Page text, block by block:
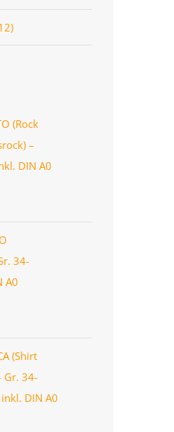
(Rock
–
DIN A0
34-
A0
(Shirt
Gr. 34-
DIN A0